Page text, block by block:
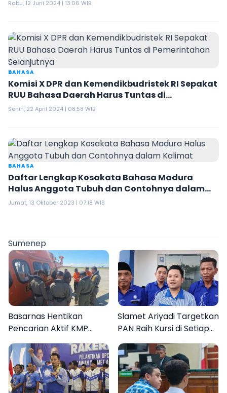
Rabu, 12 Juni 2024 | 13:06 WIB
BAHASA
Komisi X DPR dan Kemendikbudristek RI Sepakat
RUU Bahasa Daerah Harus Tuntas di
Pemerintahan Selanjutnya
Senin, 22 April 2024 | 08:58 WIB
BAHASA
Daftar Lengkap Kosakata Bahasa Madura
Halus Anggota Tubuh dan Contohnya dalam
Kalimat
Jumat, 13 Oktober 2023 | 07:18 WIB
Sumenep
Basarnas Hentikan
Pencarian Aktif KMP
Mutiara Sentosa II, Empat
Orang Masih Hilang
Slamet Ariyadi Targetkan
PAN Raih Kursi di Setiap
Dapil Sumenep pada
2029